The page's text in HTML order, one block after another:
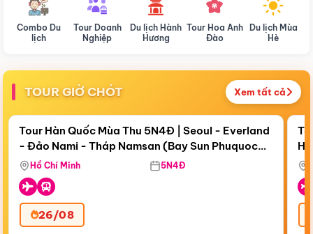
Combo Du
lịch
Tour Doanh
Nghiệp
Du lịch Hành
Hương
Tour Hoa Anh
Đào
Du lịch Mùa
Hè
TOUR GIỜ CHÓT Xem tất cả
Còn18 ngày 19:24:19
Bay Sun Phuquoc Airways
Điểm nổi bật
Tour Hàn Quốc Mùa Thu 5N4Đ | Seoul - Everland
- Đảo Nami - Tháp Namsan (Bay Sun Phuquoc
Airways)
Hồ Chí Minh 5N4Đ
26/08